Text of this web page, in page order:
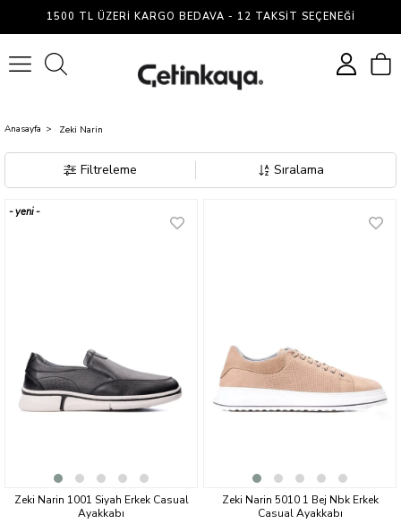
1500 TL ÜZERI KARGO BEDAVA - 12 TAKSIT SEÇENEĞI
Anasayfa Zeki Narin
Filtreleme Sıralama
Zeki Narin 1001 Siyah Erkek Casual
Ayakkabı
yeni
Zeki Narin 5010 1 Bej Nbk Erkek
Casual Ayakkabı
Narin